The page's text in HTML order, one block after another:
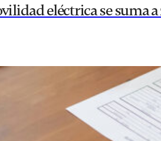
eléctrica se suma a